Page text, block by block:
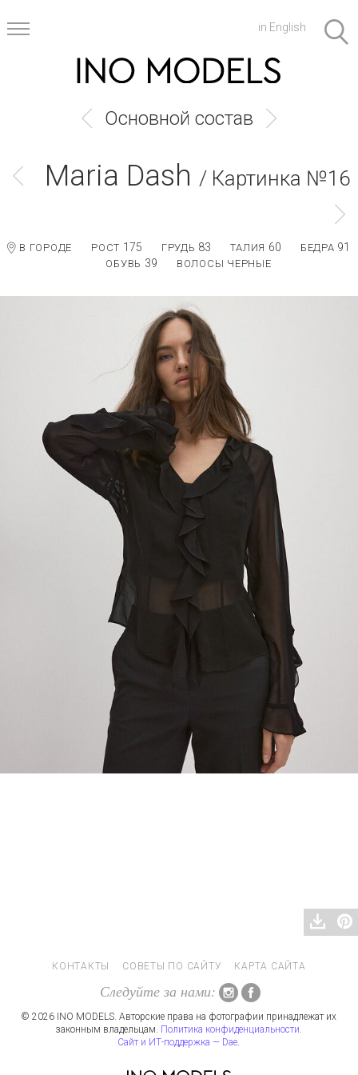
in English
Основной состав
Maria Dash / Картинка №16
В ГОРОДЕ РОСТ 175 ГРУДЬ 83 ТАЛИЯ 60 БЕДРА 91
ОБУВЬ 39 ВОЛОСЫ ЧЕРНЫЕ
КОНТАКТЫ СОВЕТЫ ПО САЙТУ КАРТА САЙТА
Следуйте за нами:
© 2026 INO MODELS. Авторские права на фотографии принадлежат их
законным владельцам. Политика конфиденциальности.
Сайт и ИТ-поддержка — Dae.